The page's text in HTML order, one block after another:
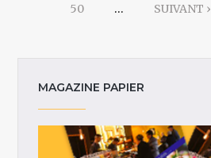
50
… SUIVANT ›
MAGAZINE PAPIER